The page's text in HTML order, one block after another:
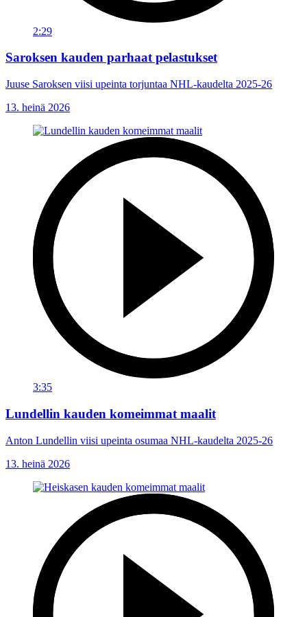
2:29
Saroksen kauden parhaat pelastukset
Juuse Saroksen viisi upeinta torjuntaa NHL-kaudelta 2025-26
13. heinä 2026
3:35
Lundellin kauden komeimmat maalit
Anton Lundellin viisi upeinta osumaa NHL-kaudelta 2025-26
13. heinä 2026